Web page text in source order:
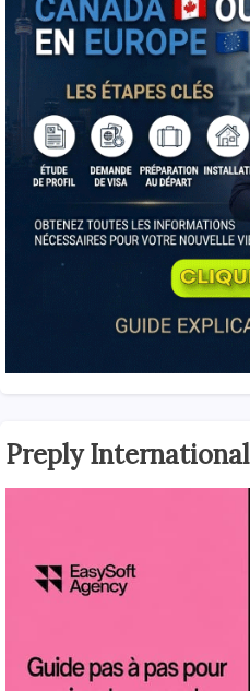
Preply International